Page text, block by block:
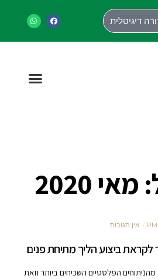
דיגיטלית
מאי 2020
אין תגובות
לקראת ביצוע הליך מתיחת פנים
הפלסטיים השכיחים ביותר וזאת